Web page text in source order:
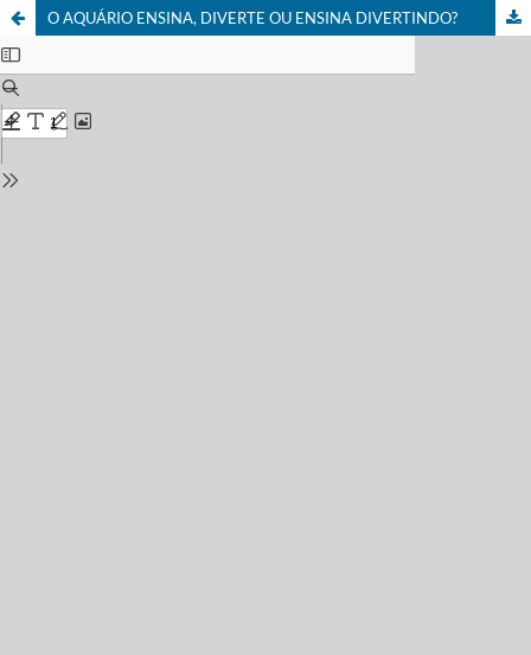
O AQUÁRIO ENSINA, DIVERTE OU ENSINA DIVERTINDO?